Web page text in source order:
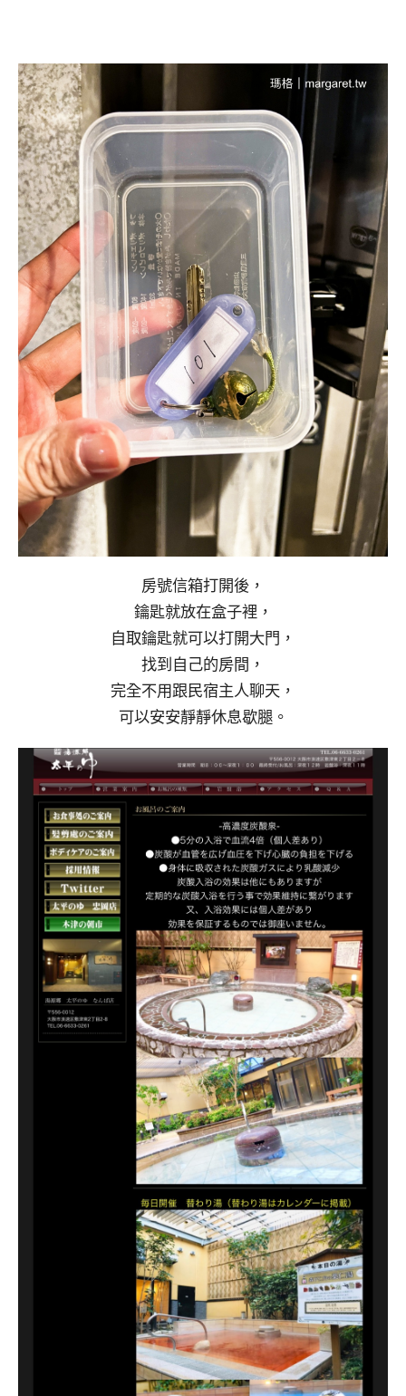
房號信箱打開後，
鑰匙就放在盒子裡，
自取鑰匙就可以打開大門，
找到自己的房間，
完全不用跟民宿主人聊天，
可以安安靜靜休息歇腿。